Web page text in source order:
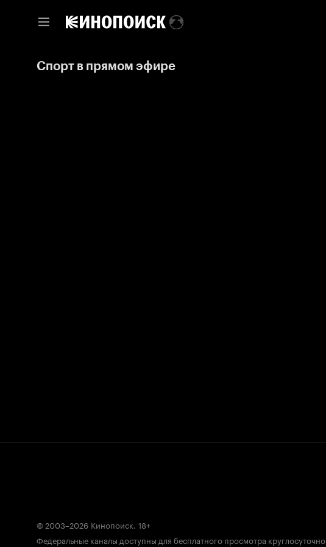
Спорт в прямом эфире
© 2003–2026 Кинопоиск. 18+
Федеральные каналы доступны для бесплатного просмотра круглосуточно